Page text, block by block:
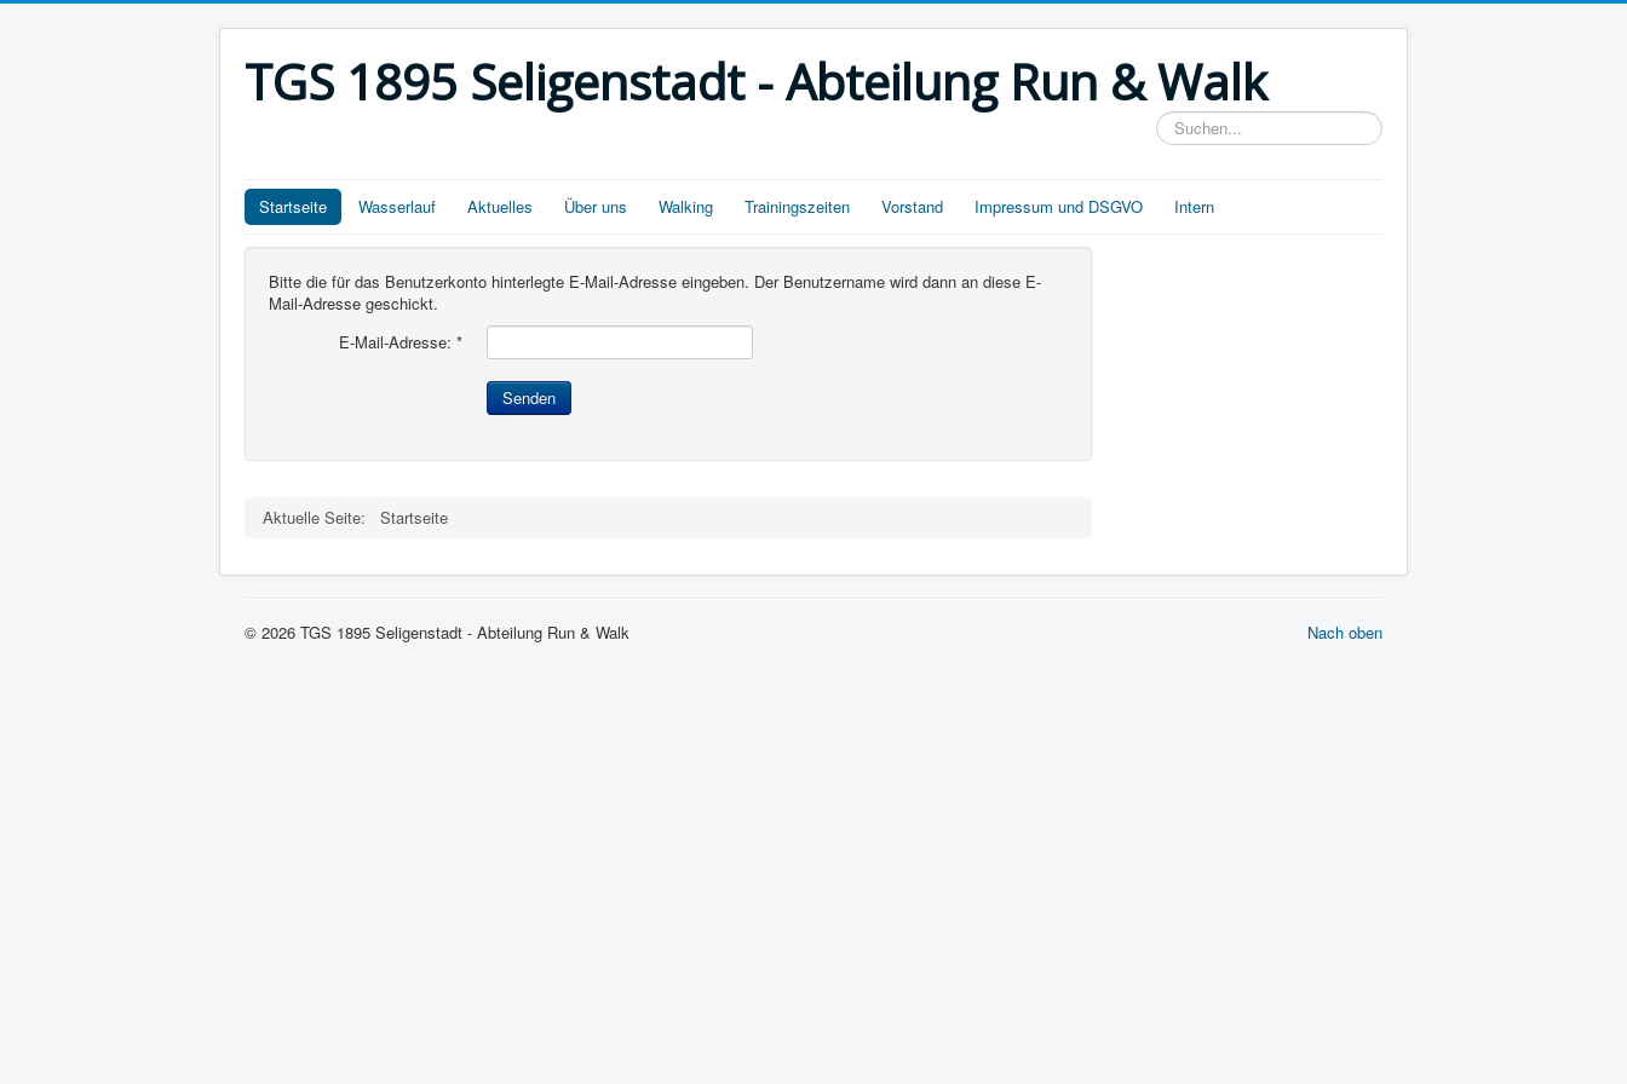
TGS 1895 Seligenstadt - Abteilung Run & Walk
Suchen...
Startseite Wasserlauf Aktuelles Über uns Walking Trainingszeiten Vorstand Impressum und DSGVO Intern
Bitte die für das Benutzerkonto hinterlegte E-Mail-Adresse eingeben. Der Benutzername wird dann an diese E-
Mail-Adresse geschickt.
E-Mail-Adresse: *
Senden
Aktuelle Seite: Startseite
Nach oben
© 2026 TGS 1895 Seligenstadt - Abteilung Run & Walk